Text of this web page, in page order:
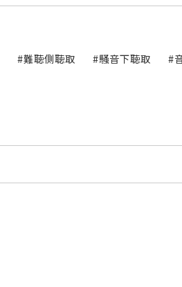
#難聴側聴取 #騒音下聴取 #